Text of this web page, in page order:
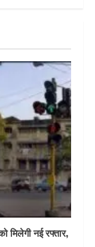
मिलेगी नई रफ्तार,